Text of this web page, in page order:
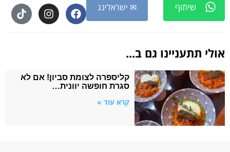
שיתוף ✉ ישראלינג
אולי תתעניינו גם ב...
קליספרה לצומת סביון! אם לא
סגרת חופשה יוונית…
קרא עוד »